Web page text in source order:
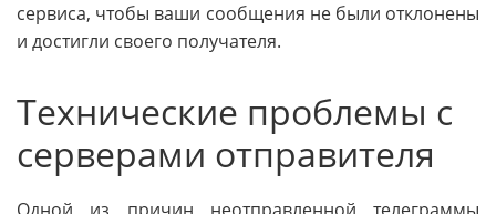
сервиса, чтобы ваши сообщения не были отклонены
и достигли своего получателя.
Технические проблемы с
серверами отправителя